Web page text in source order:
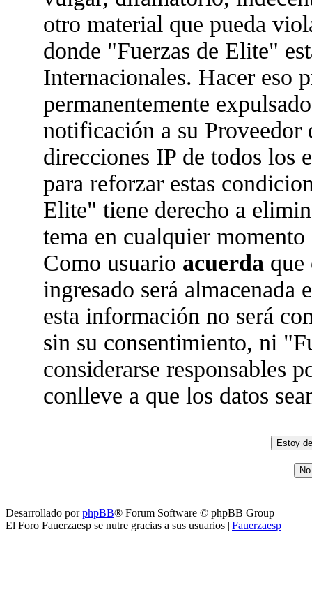
otro material que pueda
donde "Fuerzas de Elite"
Internacionales. Hacer eso
permanentemente
notificación a su Proveedor
direcciones IP de todos los
para reforzar estas
Elite" tiene derecho a
tema en cualquier
Como usuario acuerda que
ingresado será almacenada
esta información no será
sin su consentimiento, ni
considerarse responsables
conlleve a que los datos
Desarrollado porphpBB® Forum Software © phpBB Group
El Foro Fauerzaesp se nutre gracias a sus usuarios ||Fauerzaesp